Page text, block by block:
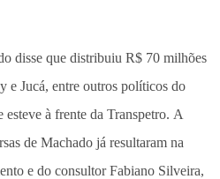
disse que distribuiu R$ 70 milhões
e Jucá, entre outros políticos do
à frente da Transpetro. A
de Machado já resultaram na
e do consultor Fabiano Silveira,